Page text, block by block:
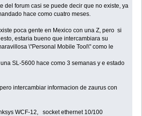
del forum casi se puede decir que no existe, ya
hace como cuatro meses.
poca gente en Mexico con una Z, pero si
estaria bueno que intercambiara su
\"Personal Mobile Tool\" como le
SL-5600 hace como 3 semanas y e estado
intercambiar informacion de zaurus con
WCF-12, socket ethernet 10/100